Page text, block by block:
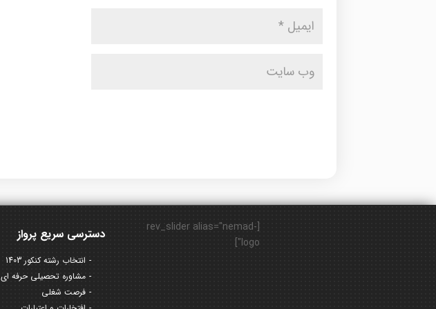
دسترسی سریع پرواز
انتخاب رشته کنکور 1403
مشاوره تحصیلی حرفه ای
فرصت شغلی
[rev_slider alias="nemad-
logo"]